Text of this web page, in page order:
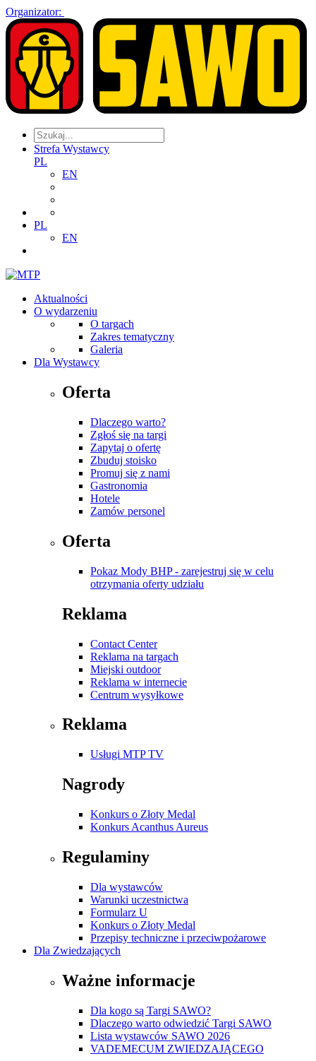
Organizator:
Strefa Wystawcy
PL
EN
PL
EN
Aktualności
O wydarzeniu
O targach
Zakres tematyczny
Galeria
Dla Wystawcy
Oferta
Dlaczego warto?
Zgłoś się na targi
Zapytaj o ofertę
Zbuduj stoisko
Promuj się z nami
Gastronomia
Hotele
Zamów personel
Oferta
Pokaz Mody BHP - zarejestruj się w celu
otrzymania oferty udziału
Reklama
Contact Center
Reklama na targach
Miejski outdoor
Reklama w internecie
Centrum wysyłkowe
Reklama
Usługi MTP TV
Nagrody
Konkurs o Złoty Medal
Konkurs Acanthus Aureus
Regulaminy
Dla wystawców
Warunki uczestnictwa
Formularz U
Konkurs o Złoty Medal
Przepisy techniczne i przeciwpożarowe
Dla Zwiedzających
Ważne informacje
Dla kogo są Targi SAWO?
Dlaczego warto odwiedzić Targi SAWO
Lista wystawców SAWO 2026
VADEMECUM ZWIEDZAJĄCEGO